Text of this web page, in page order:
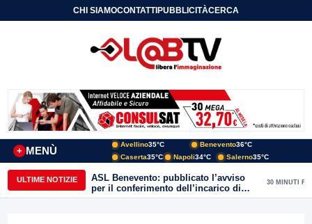
CHI SIAMOCONTATTIPUBBLICITÀCERCA
MENÙ
+
Avellino35°C Benevento36°C
Caserta35°C Napoli34°C Salerno35°C
ULTIME NOTIZIE
ASL Benevento: pubblicato l’avviso
per il conferimento dell’incarico di
Direttore della Unità Operativa
30 MINUTI FA